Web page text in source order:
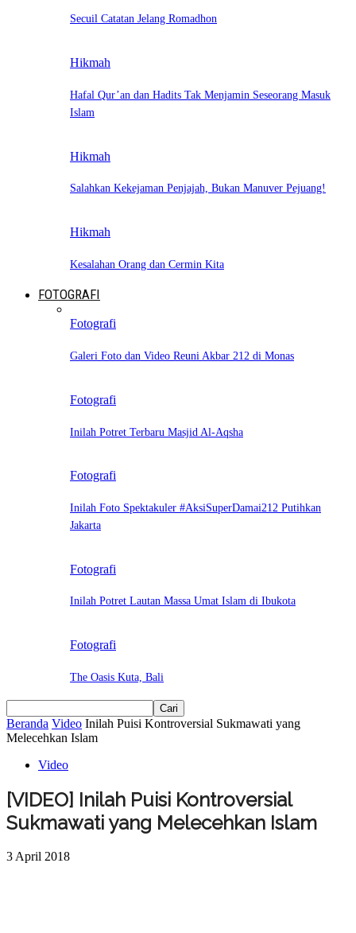
Secuil Catatan Jelang Romadhon
Hikmah
Hafal Qur’an dan Hadits Tak Menjamin Seseorang Masuk
Islam
Hikmah
Salahkan Kekejaman Penjajah, Bukan Manuver Pejuang!
Hikmah
Kesalahan Orang dan Cermin Kita
FOTOGRAFI
Fotografi
Galeri Foto dan Video Reuni Akbar 212 di Monas
Fotografi
Inilah Potret Terbaru Masjid Al-Aqsha
Fotografi
Inilah Foto Spektakuler #AksiSuperDamai212 Putihkan
Jakarta
Fotografi
Inilah Potret Lautan Massa Umat Islam di Ibukota
Fotografi
The Oasis Kuta, Bali
Beranda Video Inilah Puisi Kontroversial Sukmawati yang
Melecehkan Islam
Video
[VIDEO] Inilah Puisi Kontroversial
Sukmawati yang Melecehkan Islam
3 April 2018